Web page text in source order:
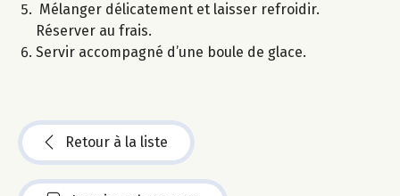
Mélanger délicatement et laisser refroidir.
Réserver au frais.
Servir accompagné d’une boule de glace.
Retour à la liste